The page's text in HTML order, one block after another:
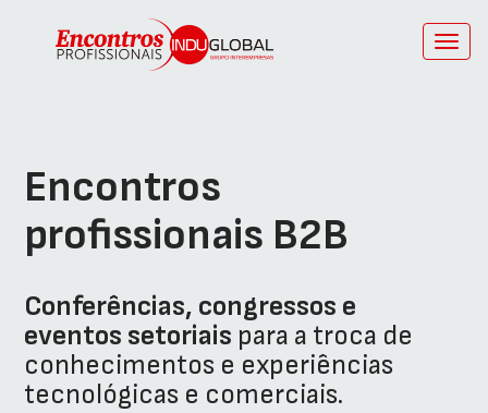
Encontros
profissionais B2B
Conferências, congressos e
eventos setoriais para a troca de
conhecimentos e experiências
tecnológicas e comerciais.